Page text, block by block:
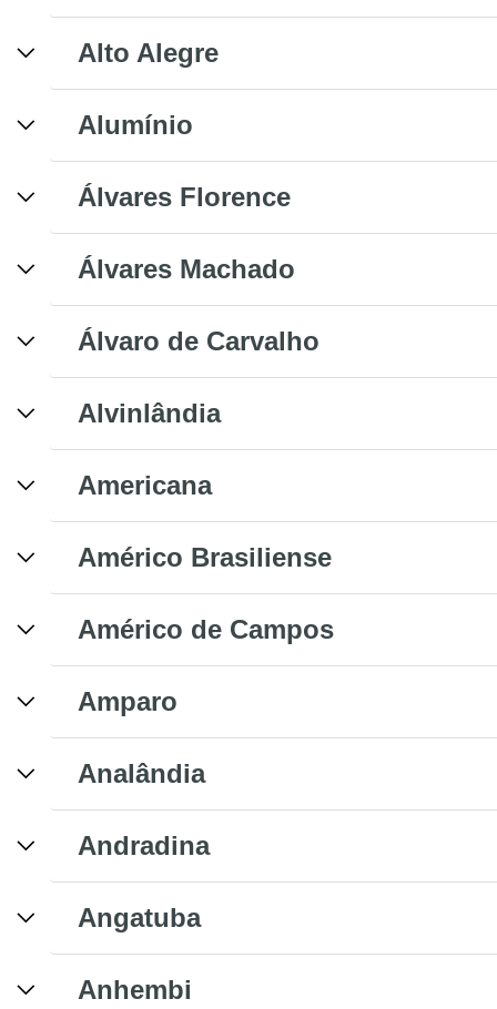
Alto Alegre
Alumínio
Álvares Florence
Álvares Machado
Álvaro de Carvalho
Alvinlândia
Americana
Américo Brasiliense
Américo de Campos
Amparo
Analândia
Andradina
Angatuba
Anhembi